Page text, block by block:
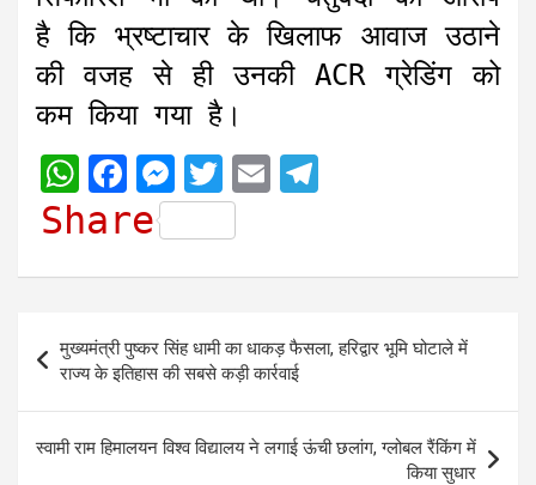
है कि भ्रष्टाचार के खिलाफ आवाज उठाने
की वजह से ही उनकी ACR ग्रेडिंग को
कम किया गया है।
W
h
t
s
A
p
p
F
a
e
o
o
k
M
e
s
s
e
n
g
e
T
w
i
t
e
r
E
i e
r
a
m
Share
navigation
मुख्यमंत्री पुष्कर सिंह धामी का धाकड़ फैसला, हरिद्वार भूमि घोटाले में
राज्य के इतिहास की सबसे कड़ी कार्रवाई
स्वामी राम हिमालयन विश्व विद्यालय ने लगाई ऊंची छलांग, ग्लोबल रैंकिंग में
किया सुधार